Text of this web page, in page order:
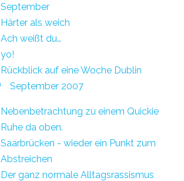
September
Härter als weich
Ach weißt du…
yo!
Rückblick auf eine Woche Dublin
September 2007
Nebenbetrachtung zu einem Quickie
Ruhe da oben.
Saarbrücken - wieder ein Punkt zum
Abstreichen
Der ganz normale Alltagsrassismus